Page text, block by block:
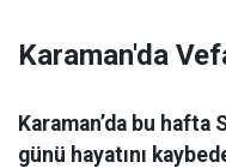
Karaman'da
Karaman’da bu hafta
günü hayatını